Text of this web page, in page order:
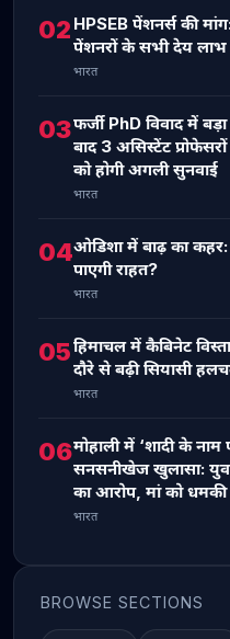
02 HPSEB पेंशनर्स की
पेंशनरों के सभी देय लाभ
भारत
03फर्जी PhD विवाद में
बाद 3 असिस्टेंट
को होगी अगली सुनवाई
भारत
04ओडिशा में बाढ़ का
पाएगी राहत?
भारत
05हिमाचल में कैबिनेट
दौरे से बढ़ी सियासी
भारत
06मोहाली में ‘शादी के
सनसनीखेज खुलासा:
का आरोप, मां को
भारत
BROWSE SECTIONS